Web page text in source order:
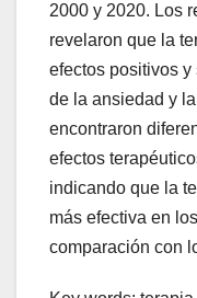
2000 y 2020. Los
revelaron que la
efectos positivos
de la ansiedad y
encontraron
efectos
indicando que la
más efectiva en
comparación con